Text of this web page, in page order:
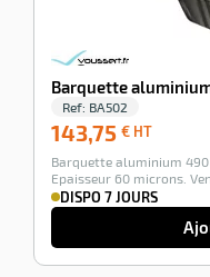
Barquette
Ref: BA502
143,75 € HT
HT
Barquette aluminium 490
Epaisseur 60 microns.
DISPO 7 JOURS